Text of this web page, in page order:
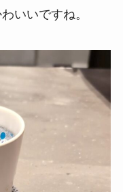
いいですね。